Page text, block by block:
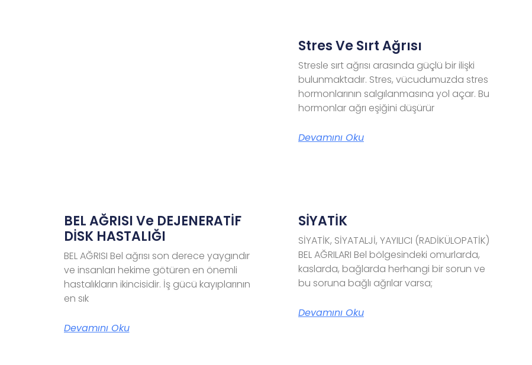
Stres Ve Sırt Ağrısı
Stresle sırt ağrısı arasında güçlü bir ilişki
bulunmaktadır. Stres, vücudumuzda stres
hormonlarının salgılanmasına yol açar. Bu
hormonlar ağrı eşiğini düşürür
Devamını Oku
BEL AĞRISI Ve DEJENERATİF
DİSK HASTALIĞI
BEL AĞRISI Bel ağrısı son derece yaygındır
ve insanları hekime götüren en önemli
hastalıkların ikincisidir. İş gücü kayıplarının
en sık
Devamını Oku
SİYATİK
SİYATİK, SİYATALJİ, YAYILICI (RADİKÜLOPATİK)
BEL AĞRILARI Bel bölgesindeki omurlarda,
kaslarda, bağlarda herhangi bir sorun ve
bu soruna bağlı ağrılar varsa;
Devamını Oku